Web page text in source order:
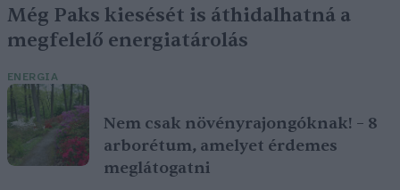
Még Paks kiesését is áthidalhatná a
megfelelő energiatárolás
ENERGIA
Nem csak növényrajongóknak! – 8
arborétum, amelyet érdemes
meglátogatni